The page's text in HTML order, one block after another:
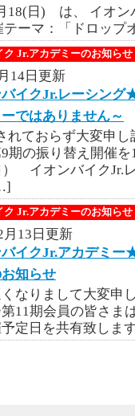
18(日) は、 イオン
ーマ：「ドロッ
ク Jr.アカデミーのお知らせ
14日更新
イクJr.レーシン
ではありません～
れておらず大変申
期の振り替え開催
） イオンバイク
ク Jr.アカデミーのお知らせ
月13日更新
イクJr.アカデミー
知らせ
なりまして大変申
11期会員の皆さま
予定日を共有致し